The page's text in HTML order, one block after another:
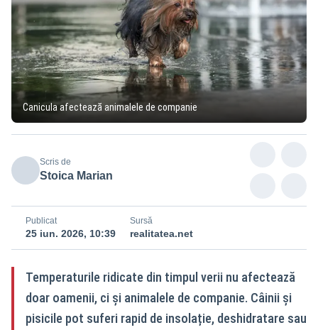
Canicula afectează animalele de companie
Scris de
Stoica Marian
Publicat
25 iun. 2026, 10:39
Sursă
realitatea.net
Temperaturile ridicate din timpul verii nu afectează
doar oamenii, ci și animalele de companie. Câinii și
pisicile pot suferi rapid de insolație, deshidratare sau